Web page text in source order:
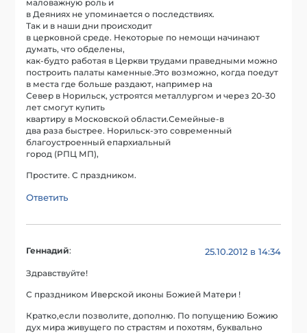
маловажную роль и
в Деяниях не упоминается о последствиях.
Так и в наши дни происходит
в церковной среде. Некоторые по немощи начинают
думать, что обделены,
как-будто работая в Церкви трудами праведными можно
построить палаты каменные.Это возможно, когда поедут
в места где больше раздают, например на
Север в Норильск, устроятся металлургом и через 20-30
лет смогут купить
квартиру в Московской области.Семейные-в
два раза быстрее. Норильск-это современный
благоустроенный епархиальный
город (РПЦ МП),
Простите. С праздником.
Ответить
Геннадий: 25.10.2012 в 14:34
Здравствуйте!
С праздником Иверской иконы Божией Матери !
Кратко,если позволите, дополню. По попущению Божию
дух мира живущего по страстям и похотям, буквально